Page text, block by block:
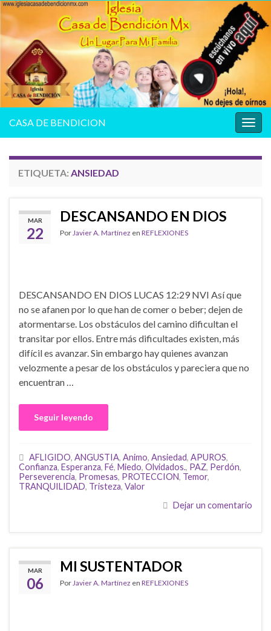
la
CASA DE BENDICION
ETIQUETA: ANSIEDAD
MAR
22
DESCANSANDO EN DIOS
Por Javier A. Martínez en REFLEXIONES
DESCANSANDO EN DIOS LUCAS 12:29 NVI Así que
no se afanen por lo que han de comer o beber; dejen de
atormentarse. Los obstáculos del camino dificultan el
transitar por ellos. Entre más dificultades existen, más
difícil es avanzar. Sin embargo hay quienes avanzan
velozmente a pesar de los obstáculos y pareciera que no
encuentran …
Seguir leyendo
AFLIGIDO, ANGUSTIA, Animo, Ansiedad, APUROS,
Confianza, Esperanza, Fé, Miedo, Olvidados., PAZ, Perdón,
Perseverencia, Promesas, PROTECCION, Temor,
TRANQUILIDAD, Tristeza, Valor
Dejar un comentario
MAR
06
MI SUSTENTADOR
PorJavier A. Martínez en REFLEXIONES